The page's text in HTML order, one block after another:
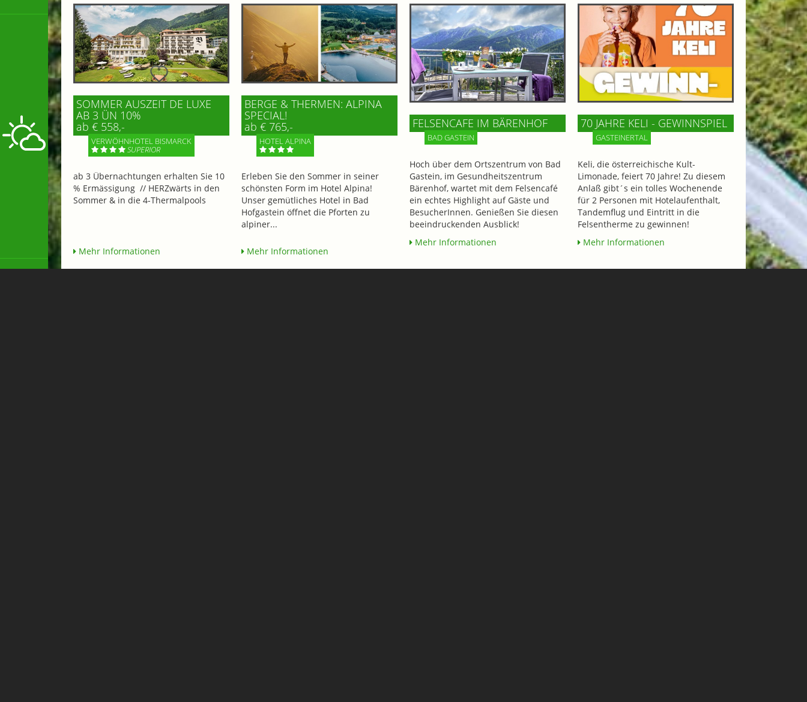
SOMMER AUSZEIT DE LUXE
AB 3 ÜN 10%
ab € 558,-
VERWÖHNHOTEL BISMARCK
SUPERIOR
ab 3 Übernachtungen erhalten Sie 10
% Ermässigung // HERZwärts in den
Sommer & in die 4-Thermalpools
Mehr Informationen
BERGE & THERMEN: ALPINA
SPECIAL!
ab € 765,-
HOTEL ALPINA
Erleben Sie den Sommer in seiner
schönsten Form im Hotel Alpina!
Unser gemütliches Hotel in Bad
Hofgastein öffnet die Pforten zu
alpiner...
Mehr Informationen
FELSENCAFE IM BÄRENHOF
BAD GASTEIN
Hoch über dem Ortszentrum von Bad
Gastein, im Gesundheitszentrum
Bärenhof, wartet mit dem Felsencafé
ein echtes Highlight auf Gäste und
BesucherInnen. Genießen Sie diesen
beeindruckenden Ausblick!
Mehr Informationen
70 JAHRE KELI - GEWINNSPIEL
GASTEINERTAL
Keli, die österreichische Kult-
Limonade, feiert 70 Jahre! Zu diesem
Anlaß gibt´s ein tolles Wochenende
für 2 Personen mit Hotelaufenthalt,
Tandemflug und Eintritt in die
Felsentherme zu gewinnen!
Mehr Informationen